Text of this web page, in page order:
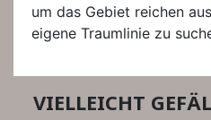
um das Gebiet reichen
eigene Traumlinie zu
VIELLEICHT